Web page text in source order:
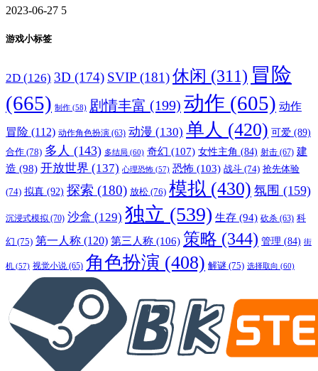
2023-06-27 5
游戏小标签
2D (126) 3D (174) SVIP (181)休闲 (311) 冒险
(665) 制作 (58) 剧情丰富 (199) 动作 (605) 动作
冒险 (112) 动作角色扮演 (63) 动漫 (130) 单人 (420) 可爱 (89)
合作 (78) 多人 (143) 多结局 (60) 奇幻 (107) 女性主角 (84) 射击 (67) 建
造 (98) 开放世界 (137) 心理恐怖 (57) 恐怖 (103) 战斗 (74) 抢先体验
(74) 拟真 (92) 探索 (180) 放松 (76) 模拟 (430) 氛围 (159)
沉浸式模拟 (70) 沙盒 (129) 独立 (539) 生存 (94) 砍杀 (63) 科
幻 (75) 第一人称 (120) 第三人称 (106) 策略 (344) 管理 (84) 街
机 (57) 视觉小说 (65) 角色扮演 (408) 解谜 (75) 选择取向 (60)